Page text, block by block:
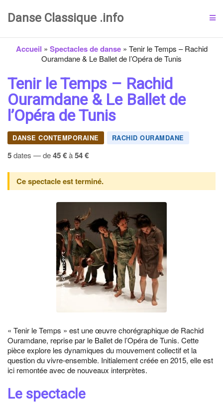
Danse Classique .info
Accueil » Spectacles de danse» Tenir le Temps – Rachid
Ouramdane & Le Ballet de l’Opéra de Tunis
Tenir le Temps – Rachid
Ouramdane & Le Ballet de
l’Opéra de Tunis
DANSE CONTEMPORAINE RACHID OURAMDANE
5dates — de45 €à54 €
Ce spectacle est terminé.
« Tenir le Temps » est une œuvre chorégraphique de Rachid
Ouramdane, reprise par le Ballet de l’Opéra de Tunis. Cette
pièce explore les dynamiques du mouvement collectif et la
question du vivre-ensemble. Initialement créée en 2015, elle est
ici remontée avec de nouveaux interprètes.
Le spectacle